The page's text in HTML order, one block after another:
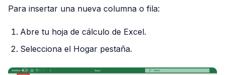
Para insertar una nueva columna o fila:
Abre tu hoja de cálculo de Excel.
Selecciona el Hogar pestaña.